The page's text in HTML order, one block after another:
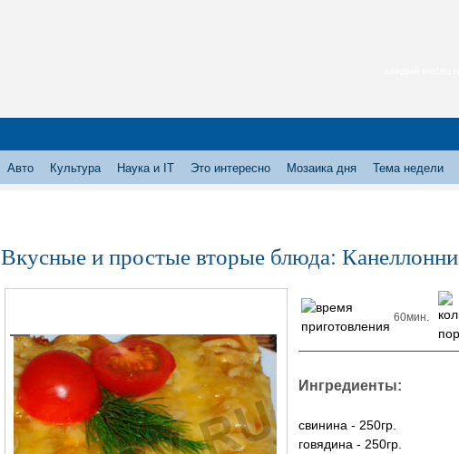
Авто Культура Наука и IT Это интересно Мозаика дня Тема недели
Вкусные и простые вторые блюда: Канеллонни
60мин.
Ингредиенты:
свинина - 250гр.
говядина - 250гр.